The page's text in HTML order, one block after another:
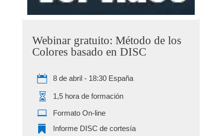
Webinar gratuito: Método de los
Colores basado en DISC
 8 de abril - 18:30 España
 1,5 hora de formación
 Formato On-line
 Informe DISC de cortesía